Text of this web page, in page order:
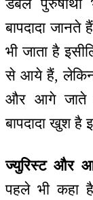
डबल
बापदादा
भी जाता है
से आये हैं, लेकिन
और आगे जाते
बापदादा खुश है
ज्युरिस्ट और
पहले भी कहा